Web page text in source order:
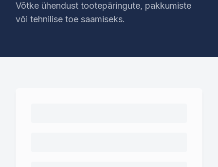
Võtke ühendust tootepäringute, pakkumiste
või tehnilise toe saamiseks.